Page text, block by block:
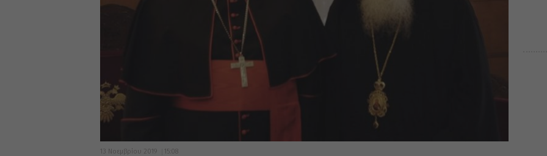
13 Νοεμβρίου 2019 15:08